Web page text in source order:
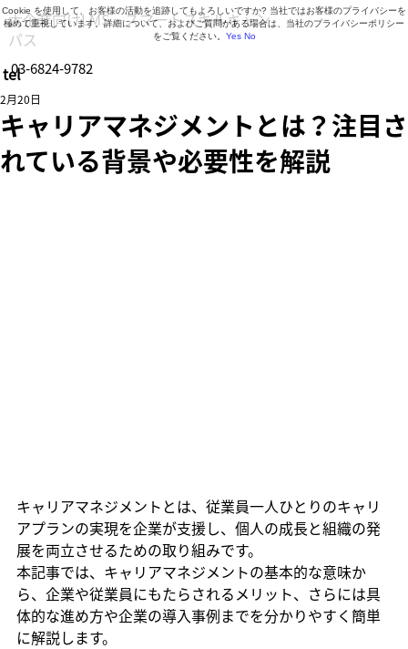
営業時間 9:30～18:30（月曜日～金曜日）
tel03-6824-9782
大企業向けLMS・スマートスキルキャン
パス
キャリアマネジメントとは？注目さ
れている背景や必要性を解説
2月20日
キャリアマネジメントとは、従業員一人ひとりのキャリ
アプランの実現を企業が支援し、個人の成長と組織の発
展を両立させるための取り組みです。
本記事では、キャリアマネジメントの基本的な意味か
ら、企業や従業員にもたらされるメリット、さらには具
体的な進め方や企業の導入事例までを分かりやすく簡単
に解説します。
Cookie を使用して、お客様の活動を追跡してもよろしいですか? 当社ではお客様のプライバシーを
極めて重視しています。詳細について、およびご質問がある場合は、当社のプライバシーポリシー
をご覧ください。 Yes No